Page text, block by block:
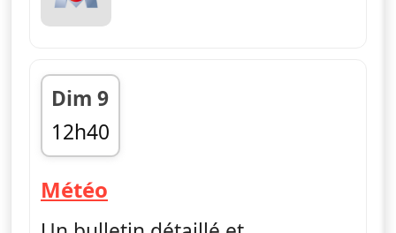
Dim 9
12h40
fin 12h45
Météo